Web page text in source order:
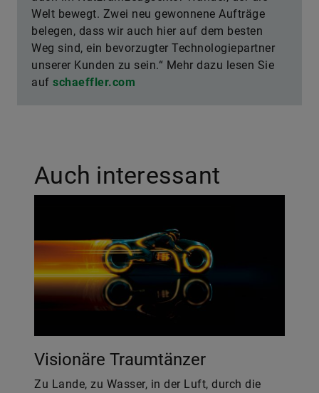
Welt bewegt. Zwei neu gewonnene Aufträge
belegen, dass wir auch hier auf dem besten
Weg sind, ein bevorzugter Technologiepartner
unserer Kunden zu sein.“ Mehr dazu lesen Sie
auf schaeffler.com
Auch interessant
Visionäre Traumtänzer
Zu Lande, zu Wasser, in der Luft, durch die